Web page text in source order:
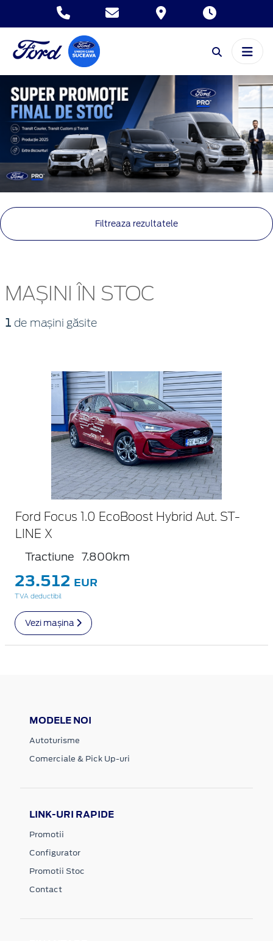
Filtreaza rezultatele
MAȘINI ÎN STOC
1 de mașini găsite
Ford Focus 1.0 EcoBoost Hybrid Aut. ST-
LINE X
Tractiune 7.800km
23.512 EUR
TVA deductibil
Vezi mașina
MODELE NOI
Autoturisme
Comerciale & Pick Up-uri
LINK-URI RAPIDE
Promotii
Configurator
Promotii Stoc
Contact